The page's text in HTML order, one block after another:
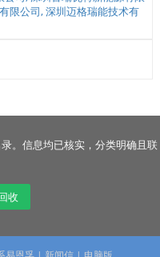
限公司,深圳迈格瑞能技术有
。信息均已核实，分类明确且联
收